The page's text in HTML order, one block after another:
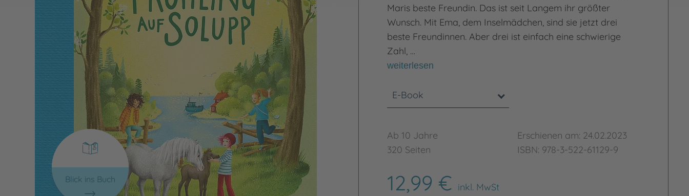
Blick ins Buch
Maris beste Freundin. Das ist seit Langem ihr größter
Wunsch. Mit Ema, dem Inselmädchen, sind sie jetzt drei
beste Freundinnen. Aber drei ist einfach eine schwierige
Zahl, …
weiterlesen
E-Book
Ab 10 Jahre
320 Seiten
Erschienen am: 24.02.2023
ISBN: 978-3-522-61129-9
12,99 € inkl. MwSt